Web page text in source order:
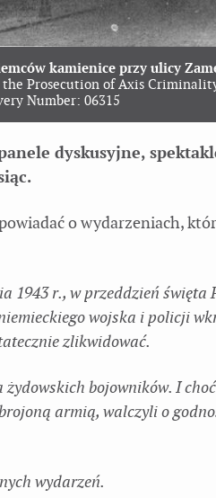
kamienice przy ulicy
the Prosecution of Axis
Number: 06315
dyskusyjne,
o wydarzeniach,
1943 r., w przeddzień święta
wojska i policji
zlikwidować.
bojowników. I
armią, walczyli o
wydarzeń.